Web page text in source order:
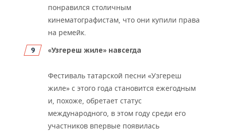
понравился столичным
кинематографистам, что они купили права
на ремейк.
«Узгереш жиле» навсегда
Фестиваль татарской песни «Узгереш
жиле» с этого года становится ежегодным
и, похоже, обретает статус
международного, в этом году среди его
участников впервые появилась